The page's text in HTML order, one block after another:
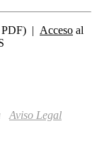
PDF) | Acceso al
Aviso Legal